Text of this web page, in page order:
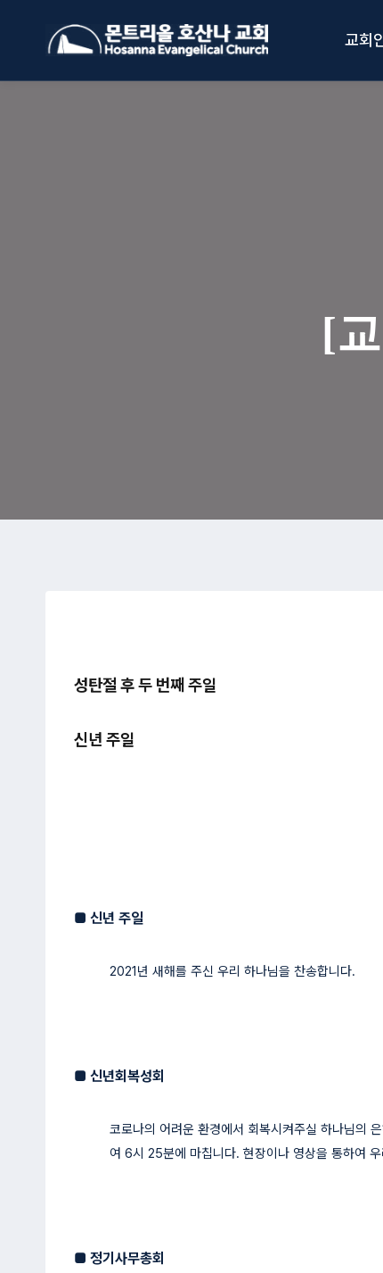
content
교회
[
성탄절 후 두 번째 주일
신년 주일
■ 신년 주일
2021년 새해를 주신 우리 하나님을 찬송합니다.
■ 신년회복성회
코로나의 어려운 환경에서 회복시켜주실 하나님의
여 6시 25분에 마칩니다. 현장이나 영상을 통하여
■ 정기사무총회